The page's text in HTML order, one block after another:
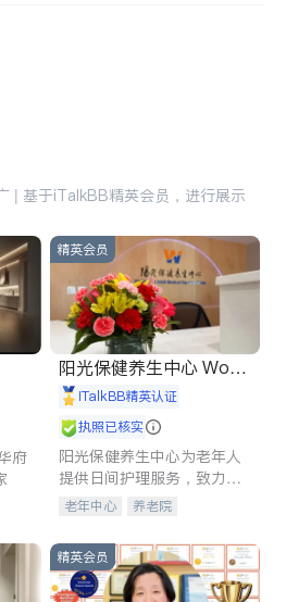
| 基于iTalkBB精英会员，进行展示
府
精英会员
阳光保健养生中心 World
shine
iTalkBB精英认证
执照已核实
阳光保健养生中心为老年人
提供日间护理服务，致力于
通过持续的护理创新来有效
老年中心 养老院
精英会员